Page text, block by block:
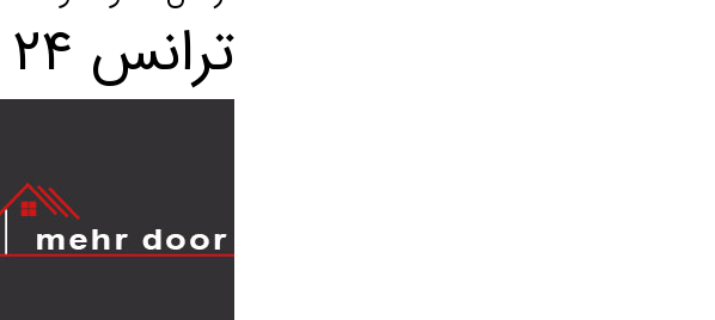
ترانس ۲۴ و ۱۲ ولت حلقوی